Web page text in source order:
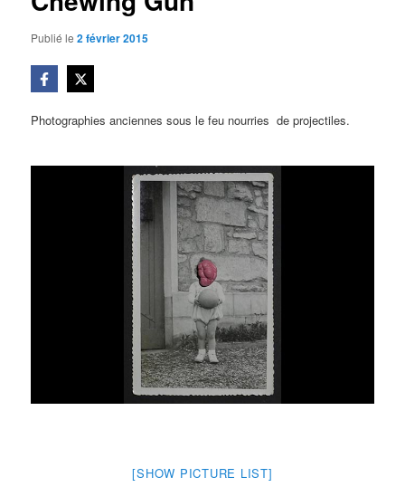
Publié le2 février 2015
Photographies anciennes sous le feu nourries de projectiles.
[SHOW PICTURE LIST]